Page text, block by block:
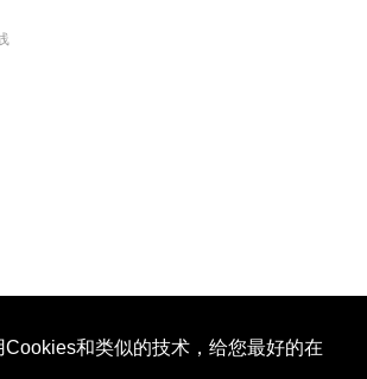
和类似的技术，给您最好的在